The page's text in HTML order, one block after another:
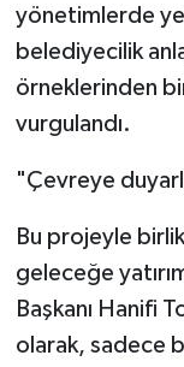
yönetimlerde
belediyecilik
örneklerinden
vurgulandı.
"Çevreye
Bu projeyle
geleceğe
Başkanı Hanifi
olarak, sadece